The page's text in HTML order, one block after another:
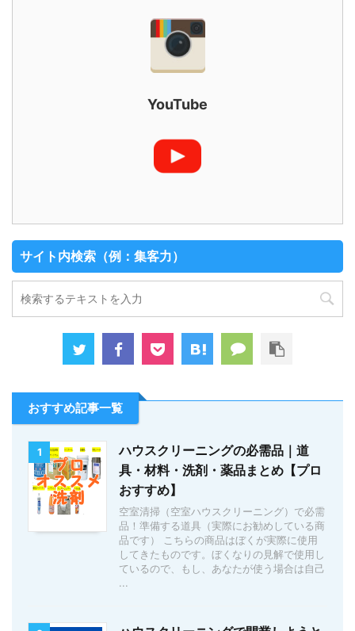
YouTube
サイト内検索（例：集客力）
おすすめ記事一覧
1
ハウスクリーニングの必需品｜道
具・材料・洗剤・薬品まとめ【プロ
おすすめ】
空室清掃（空室ハウスクリーニング）で必需
品！準備する道具（実際にお勧めしている商
品です） こちらの商品はぼくが実際に使用
してきたものです。ぼくなりの見解で使用し
ているので、もし、あなたが使う場合は自己
...